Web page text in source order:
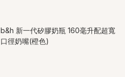
b&h 新一代矽膠奶瓶 160毫升配超寬
口徑奶嘴(橙色)